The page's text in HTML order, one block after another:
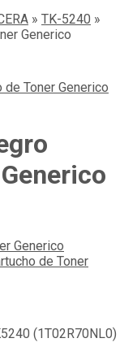
» TK-5240 »
Generico
Generico
de Toner
(1T02R70NL0)